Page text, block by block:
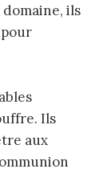
ils
Ils
aux